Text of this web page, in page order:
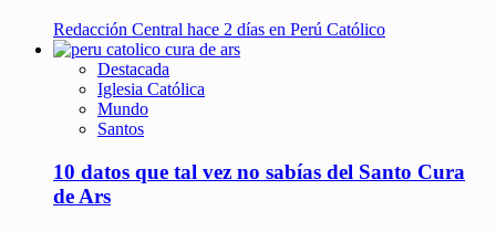
Redacción Central hace 2 días en Perú Católico
Destacada
Iglesia Católica
Mundo
Santos
10 datos que tal vez no sabías del Santo Cura
de Ars